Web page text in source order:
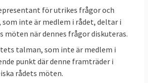
för utrikes frågor och
inte är medlem i rådet, deltar i
möten när dennes frågor diskuteras.
talman, som inte är medlem i
punkt där denne framträder i
rådets möten.